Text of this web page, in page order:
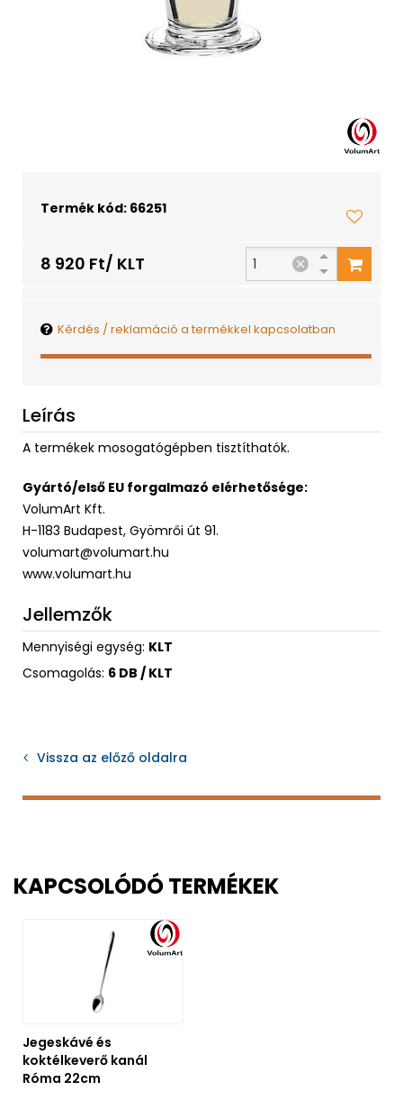
Termék kód: 66251
8 920 Ft/ KLT
Kérdés / reklamáció a termékkel kapcsolatban
Leírás
A termékek mosogatógépben tisztíthatók.
Gyártó/első EU forgalmazó elérhetősége:
VolumArt Kft.
H-1183 Budapest, Gyömrői út 91.
volumart@volumart.hu
www.volumart.hu
Jellemzők
Mennyiségi egység: KLT
Csomagolás: 6 DB / KLT
Vissza az előző oldalra
KAPCSOLÓDÓ TERMÉKEK
Jegeskávé és
koktélkeverő kanál
Róma 22cm